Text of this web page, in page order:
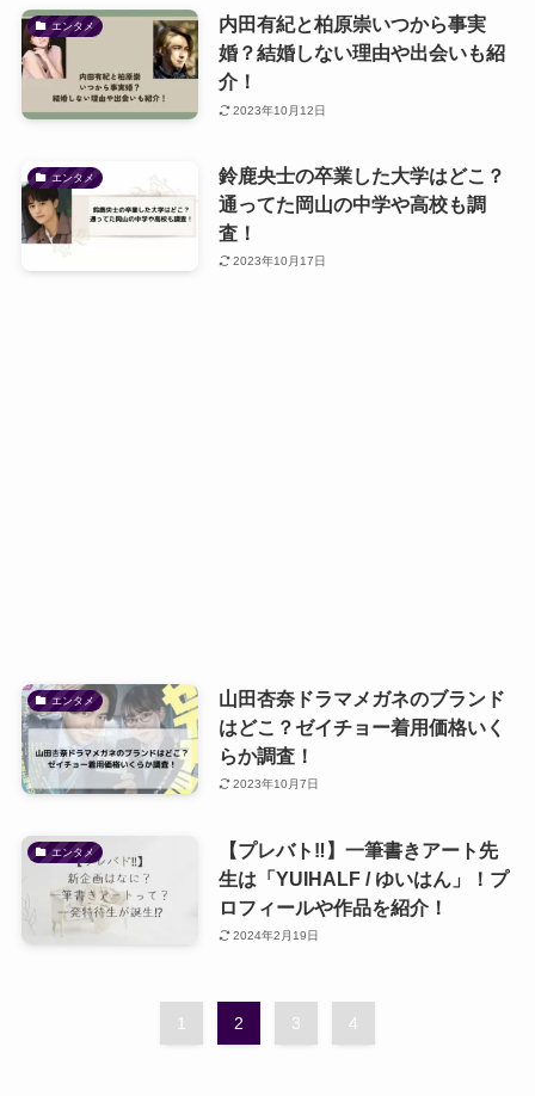
エンタメ
内田有紀と柏原崇いつから事実
婚？結婚しない理由や出会いも紹
介！
2023年10月12日
エンタメ
鈴鹿央士の卒業した大学はどこ？
通ってた岡山の中学や高校も調
査！
2023年10月17日
エンタメ
山田杏奈ドラマメガネのブランド
はどこ？ゼイチョー着用価格いく
らか調査！
2023年10月7日
エンタメ
【プレバト‼】一筆書きアート先
生は「YUIHALF / ゆいはん」！プ
ロフィールや作品を紹介！
2024年2月19日
1 2 3 4